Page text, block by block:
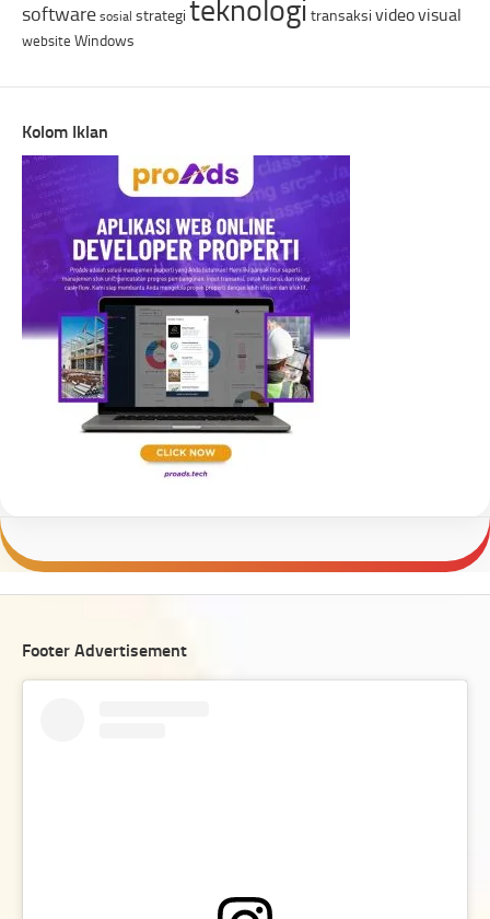
software sosial strategi teknologi transaksi videovisual
website Windows
Kolom Iklan
Footer Advertisement